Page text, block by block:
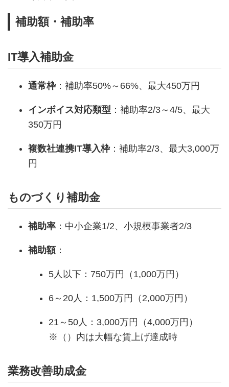
補助額・補助率
IT導入補助金
通常枠：補助率50%～66%、最大450万円
インボイス対応類型 ：補助率2/3～4/5、最大
350万円
複数社連携IT導入枠：補助率2/3、最大3,000万
円
ものづくり補助金
補助率 ：中小企業1/2、小規模事業者2/3
補助額 ：
5人以下：750万円（1,000万円）
6～20人：1,500万円（2,000万円）
21～50人：3,000万円（4,000万円）
※（）内は大幅な賃上げ達成時
業務改善助成金